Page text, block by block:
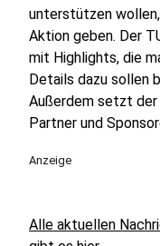
unterstützen
Aktion geben. Der
mit Highlights, die
Details dazu sollen
Außerdem setzt
Partner und
Anzeige
Alle aktuellen